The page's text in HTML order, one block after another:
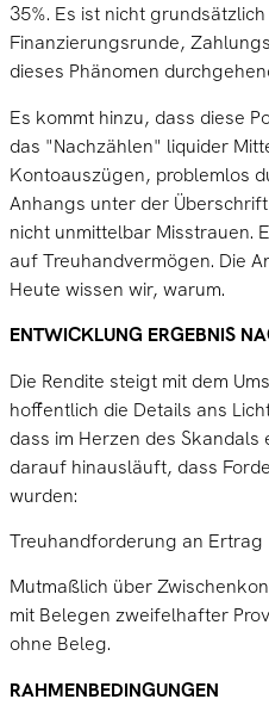
35%. Es ist nicht
Finanzierungsrunde,
dieses Phänomen
Es kommt hinzu, dass diese
das "Nachzählen" liquider
Kontoauszügen, problemlos
Anhangs unter der
nicht unmittelbar Misstrauen.
auf Treuhandvermögen. Die
Heute wissen wir, warum.
ENTWICKLUNG ERGEBNIS
Die Rendite steigt mit dem
hoffentlich die Details ans
dass im Herzen des
darauf hinausläuft, dass
wurden:
Treuhandforderung an Ertrag
Mutmaßlich über
mit Belegen zweifelhafter
ohne Beleg.
RAHMENBEDINGUNGEN